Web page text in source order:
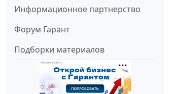
Информационное партнерство
Форум Гарант
Подборки материалов